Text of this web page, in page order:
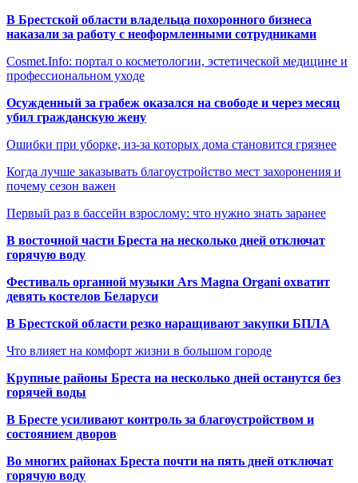
В Брестской области владельца похоронного бизнеса
наказали за работу с неоформленными сотрудниками
Cosmet.Info: портал о косметологии, эстетической медицине и
профессиональном уходе
Осужденный за грабеж оказался на свободе и через месяц
убил гражданскую жену
Ошибки при уборке, из-за которых дома становится грязнее
Когда лучше заказывать благоустройство мест захоронения и
почему сезон важен
Первый раз в бассейн взрослому: что нужно знать заранее
В восточной части Бреста на несколько дней отключат
горячую воду
Фестиваль органной музыки Ars Magna Organi охватит
девять костелов Беларуси
В Брестской области резко наращивают закупки БПЛА
Что влияет на комфорт жизни в большом городе
Крупные районы Бреста на несколько дней останутся без
горячей воды
В Бресте усиливают контроль за благоустройством и
состоянием дворов
Во многих районах Бреста почти на пять дней отключат
горячую воду